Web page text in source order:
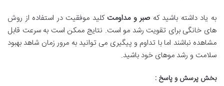
به یاد داشته باشید که صبر و مداومت کلید موفقیت در استفاده از روش
های خانگی برای تقویت رشد مو است. نتایج ممکن است به سرعت قابل
مشاهده نباشند اما با تداوم و پیگیری می توانید به مرور زمان شاهد بهبود
سلامت و رشد موهای خود باشید.
بخش پرسش و پاسخ :